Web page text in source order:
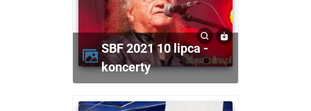
SBF 2021 10 lipca -
koncerty